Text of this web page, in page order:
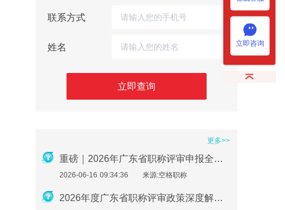
联系方式
姓名
立即查询
更多>>
重磅｜2026年广东省职称评审申报全流程指南
2026-06-16 09:34:36 来源:空格职称
2026年度广东省职称评审政策深度解析：申报条件、时间规划与避坑指南
立即咨询